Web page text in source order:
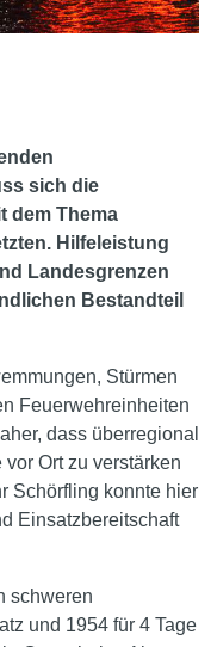
sich die
dem Thema
Hilfeleistung
Landesgrenzen
Bestandteil
Stürmen
Feuerwehreinheiten
dass überregional
Ort zu verstärken
Schörfling konnte hier
Einsatzbereitschaft
schweren
und 1954 für 4 Tage